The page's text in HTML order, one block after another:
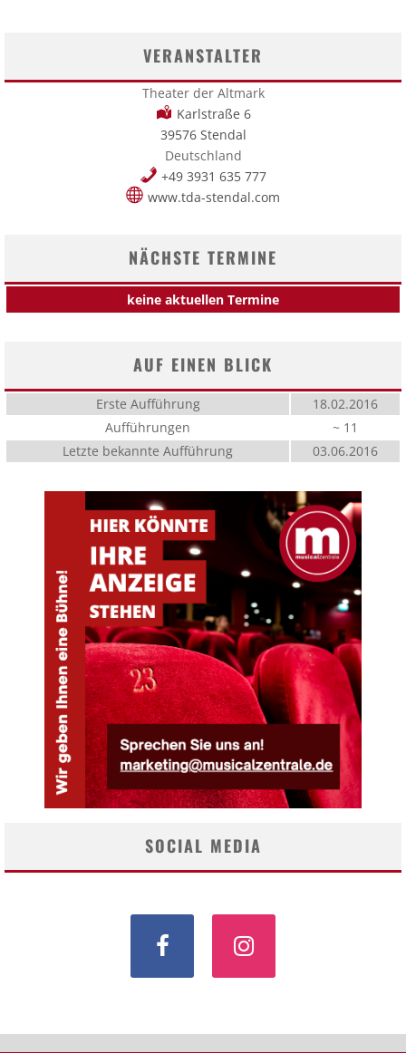
VERANSTALTER
Theater der Altmark
Karlstraße 6
39576 Stendal
Deutschland
+49 3931 635 777
www.tda-stendal.com
NÄCHSTE TERMINE
keine aktuellen Termine
AUF EINEN BLICK
Erste Aufführung
18.02.2016
Aufführungen
~ 11
Letzte bekannte Aufführung
03.06.2016
SOCIAL MEDIA